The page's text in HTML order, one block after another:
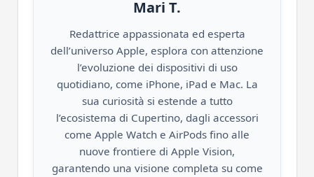
Mari T.
Redattrice appassionata ed esperta
dell’universo Apple, esplora con attenzione
l’evoluzione dei dispositivi di uso
quotidiano, come iPhone, iPad e Mac. La
sua curiosità si estende a tutto
l’ecosistema di Cupertino, dagli accessori
come Apple Watch e AirPods fino alle
nuove frontiere di Apple Vision,
garantendo una visione completa su come